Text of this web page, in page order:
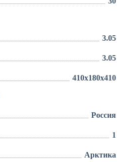
3.05
3.05
410x180x410
Россия
1
Арктика